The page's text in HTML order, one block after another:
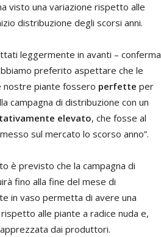
visto una variazione rispetto alle
distribuzione degli scorsi anni.
leggermente in avanti – conferma
preferito aspettare che le
nostre piante fossero perfette per
campagna di distribuzione con un
elevato, che fosse al
sul mercato lo scorso anno”.
è previsto che la campagna di
fino alla fine del mese di
in vaso permetta di avere una
alle piante a radice nuda e,
dai produttori.